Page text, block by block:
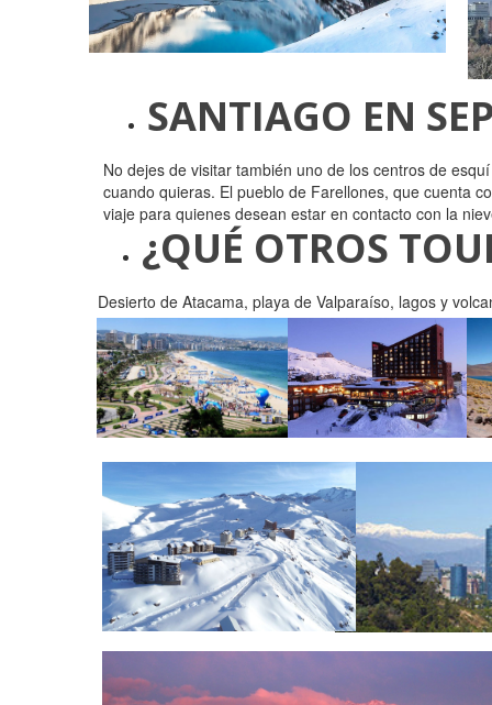
SANTIAGO EN
No dejes de visitar también uno de los centros de
cuando quieras. El pueblo de Farellones, que cuenta
viaje para quienes desean estar en contacto con la
¿QUÉ OTROS
Desierto de Atacama, playa de Valparaíso, lagos y